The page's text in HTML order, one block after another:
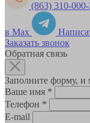
(863) 310-
в Max
Заказать звонок
Обратная связь
Заполните форму,
Ваше имя *
Телефон *
E-mail